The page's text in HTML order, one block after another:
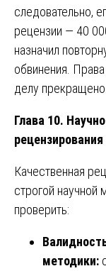
следовательно,
рецензии — 40
назначил
обвинения.
делу
Глава 10.
рецензирования
Качественная
строгой научной
проверить:
методики: